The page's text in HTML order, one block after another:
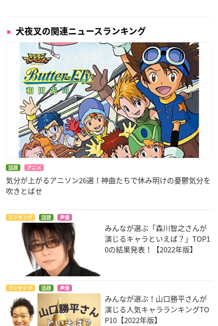
犬夜叉の関連ニュースランキング
話題 アニメ
気分が上がるアニソン26選！神曲たちで休み明けの憂鬱気分を
吹きとばせ
ランキング 話題 声優
みんなが選ぶ「森川智之さんが
演じるキャラといえば？」TOP1
0の結果発表！【2022年版】
ランキング 話題 声優
みんなが選ぶ！山口勝平さんが
演じる人気キャラランキングTO
P10【2022年版】